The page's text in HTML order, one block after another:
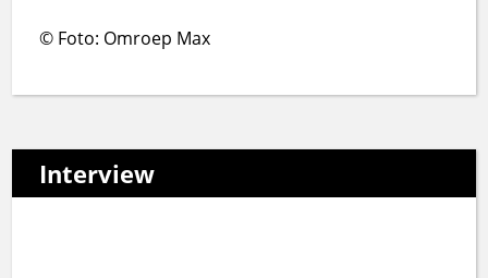
© Foto: Omroep Max
Interview